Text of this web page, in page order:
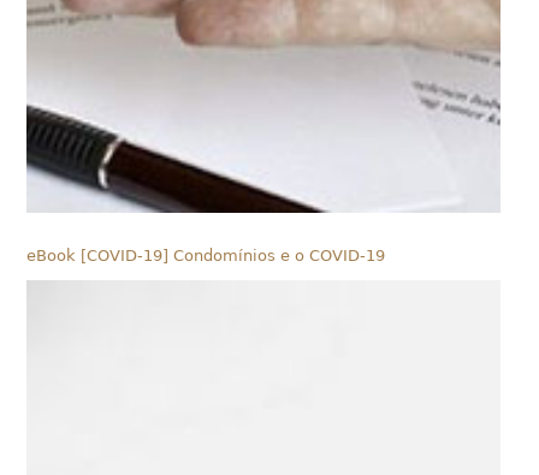
eBook [COVID-19] Condomínios e o COVID-19